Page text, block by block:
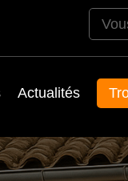
Actualités